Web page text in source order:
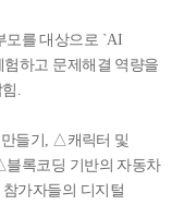
모를 대상으로 `AI
하고 문제해결 역량을
.
들기, △캐릭터 및
록코딩 기반의 자동차
가자들의 디지털